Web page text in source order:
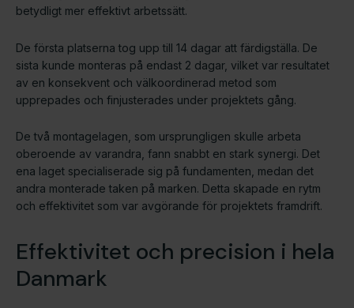
betydligt mer effektivt arbetssätt.
De första platserna tog upp till 14 dagar att färdigställa. De
sista kunde monteras på endast 2 dagar, vilket var resultatet
av en konsekvent och välkoordinerad metod som
upprepades och finjusterades under projektets gång.
De två montage­lagen, som ursprungligen skulle arbeta
oberoende av varandra, fann snabbt en stark synergi. Det
ena laget specialiserade sig på fundamenten, medan det
andra monterade taken på marken. Detta skapade en rytm
och effektivitet som var avgörande för projektets framdrift.
Effektivitet och precision i hela
Danmark